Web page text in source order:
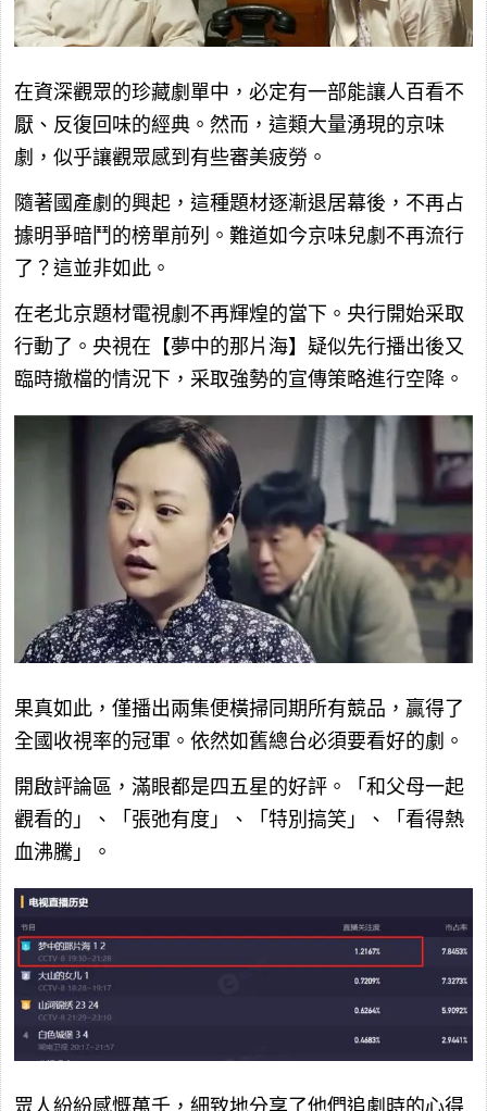
在資深觀眾的珍藏劇單中，必定有一部能讓人百看不
厭、反復回味的經典。然而，這類大量湧現的京味
劇，似乎讓觀眾感到有些審美疲勞。
隨著國產劇的興起，這種題材逐漸退居幕後，不再占
據明爭暗鬥的榜單前列。難道如今京味兒劇不再流行
了？這並非如此。
在老北京題材電視劇不再輝煌的當下。央行開始采取
行動了。央視在【夢中的那片海】疑似先行播出後又
臨時撤檔的情況下，采取強勢的宣傳策略進行空降。
果真如此，僅播出兩集便橫掃同期所有競品，贏得了
全國收視率的冠軍。依然如舊總台必須要看好的劇。
開啟評論區，滿眼都是四五星的好評。「和父母一起
觀看的」、「張弛有度」、「特別搞笑」、「看得熱
血沸騰」。